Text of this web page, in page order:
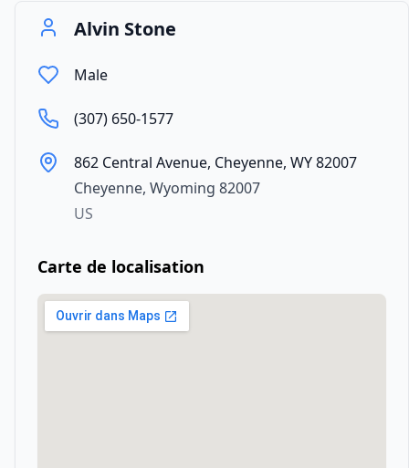
Alvin Stone
Male
(307) 650-1577
862 Central Avenue, Cheyenne, WY 82007
Cheyenne, Wyoming 82007
US
Carte de localisation